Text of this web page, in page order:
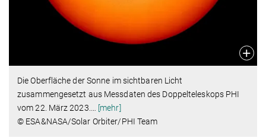
Die Oberfläche der Sonne im sichtbaren Licht
zusammengesetzt aus Messdaten des Doppelteleskops PHI
vom 22. März 2023.
[mehr]
© ESA&NASA/Solar Orbiter/PHI Team